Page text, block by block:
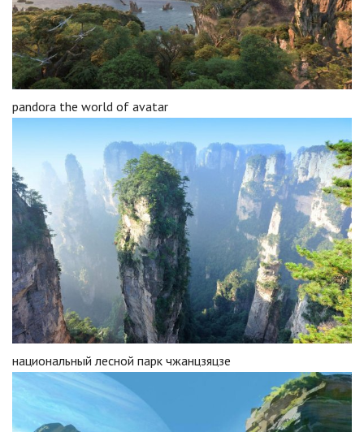
pandora the world of avatar
национальный лесной парк чжанцзяцзе